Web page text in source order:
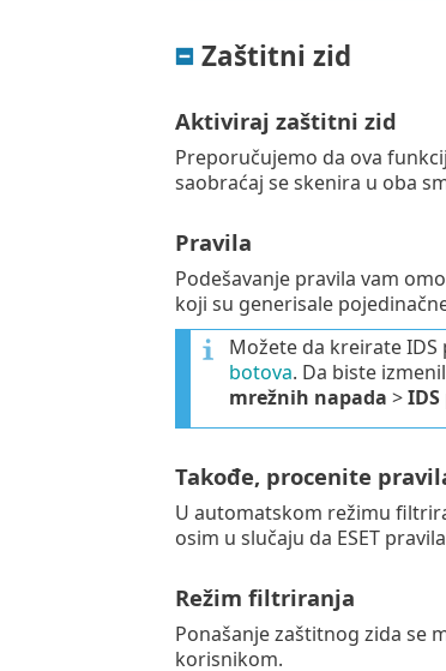
Zaštitni zid
Aktiviraj zaštitni zid
Preporučujemo da ova
saobraćaj se skenira u oba
Pravila
Podešavanje pravila vam
koji su generisale
Možete da kreirate
botova. Da biste
mrežnih napada >
Takođe, procenite
U automatskom režimu
osim u slučaju da ESET
Režim filtriranja
Ponašanje zaštitnog zida se
korisnikom.